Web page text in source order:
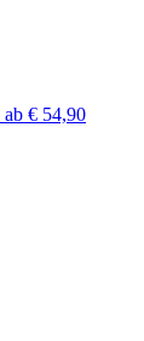
ab € 54,90